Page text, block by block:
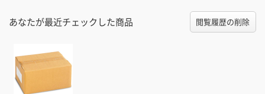
あなたが最近チェックした商品 閲覧履歴の削除